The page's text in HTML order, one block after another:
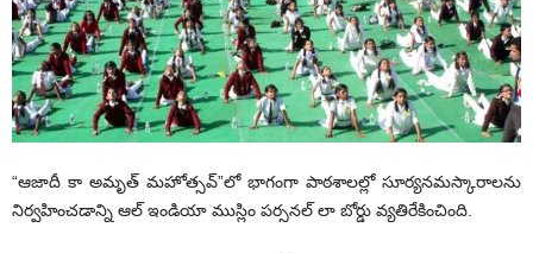
“ఆజాదీ కా అమృత్ మహోత్సవ్”లో భాగంగా పాఠశాలల్లో సూర్యనమస్కారాలను
నిర్వహించడాన్ని ఆల్ ఇండియా ముస్లిం పర్సనల్ లా బోర్డు వ్యతిరేకించింది.